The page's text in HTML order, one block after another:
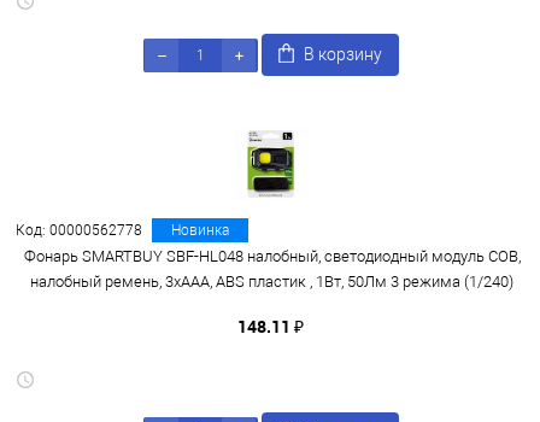
В корзину
Код: 00000562778 Новинка
Фонарь SMARTBUY SBF-HL048 налобный, светодиодный модуль COB,
налобный ремень, 3xAAA, ABS пластик , 1Вт, 50Лм 3 режима (1/240)
148.11 ₽